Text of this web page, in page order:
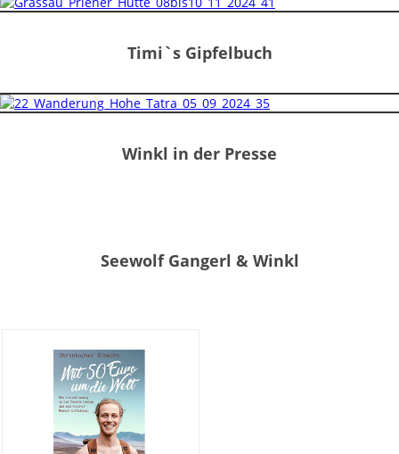
Timi`s Gipfelbuch
Winkl in der Presse
Seewolf Gangerl & Winkl